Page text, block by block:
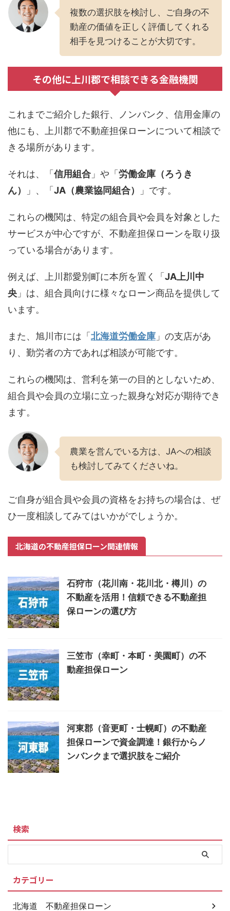
複数の選択肢を検討し、ご自身の不
動産の価値を正しく評価してくれる
相手を見つけることが大切です。
その他に上川郡で相談できる金融機関
これまでご紹介した銀行、ノンバンク、信用金庫の
他にも、上川郡で不動産担保ローンについて相談で
きる場所があります。
それは、「 信用組合 」や「 労働金庫（ろうき
ん）
」、「 JA（農業協同組合） 」です。
これらの機関は、特定の組合員や会員を対象とした
サービスが中心ですが、不動産担保ローンを取り扱
っている場合があります。
例えば、上川郡愛別町に本所を置く「 JA上川中
央 」は、組合員向けに様々なローン商品を提供して
います。
また、旭川市には「 北海道労働金庫 」の支店があ
り、勤労者の方であれば相談が可能です。
これらの機関は、営利を第一の目的としないため、
組合員や会員の立場に立った親身な対応が期待でき
ます。
農業を営んでいる方は、JAへの相談
も検討してみてくださいね。
ご自身が組合員や会員の資格をお持ちの場合は、ぜ
ひ一度相談してみてはいかがでしょうか。
北海道の不動産担保ローン関連情報
石狩市（花川南・花川北・樽川）の
不動産を活用！信頼できる不動産担
保ローンの選び方
三笠市（幸町・本町・美園町）の不
動産担保ローン
河東郡（音更町・士幌町）の不動産
担保ローンで資金調達！銀行からノ
ンバンクまで選択肢をご紹介
検索
カテゴリー
北海道 不動産担保ローン